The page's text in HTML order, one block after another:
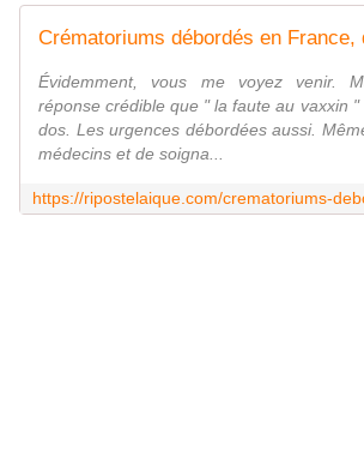
Évidemment, vous me voyez venir.
réponse crédible que " la faute au vaxxin
dos. Les urgences débordées aussi.
médecins et de soigna...